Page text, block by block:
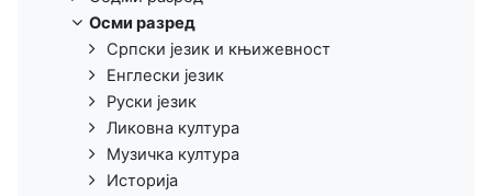
Осми разред
Српски језик и књижевност
Енглески језик
Руски језик
Ликовна култура
Музичка култура
Историја